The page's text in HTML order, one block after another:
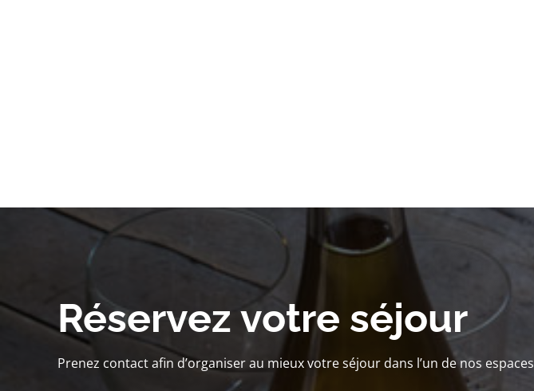
Réservez votre séjour
Prenez contact afin d’organiser au mieux votre séjour dans l’un de nos espaces